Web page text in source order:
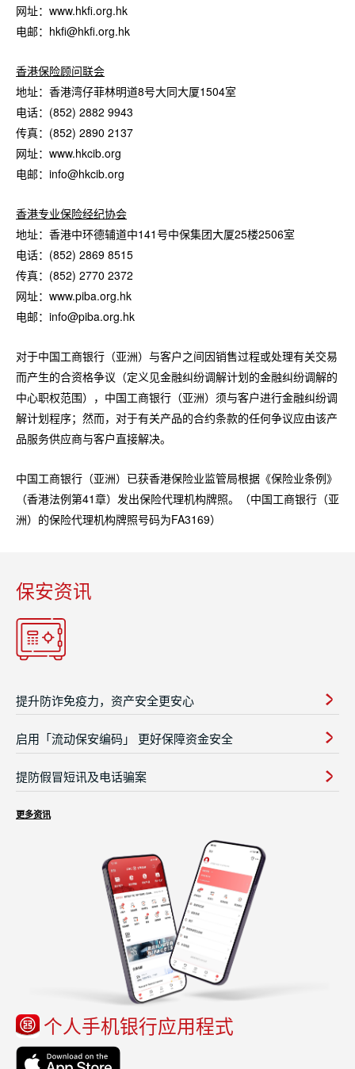
网址：www.hkfi.org.hk
电邮：hkfi@hkfi.org.hk
香港保险顾问联会
地址：香港湾仔菲林明道8号大同大厦1504室
电话：(852) 2882 9943
传真：(852) 2890 2137
网址：www.hkcib.org
电邮：info@hkcib.org
香港专业保险经纪协会
地址：香港中环德辅道中141号中保集团大厦25楼2506室
电话：(852) 2869 8515
传真：(852) 2770 2372
网址：www.piba.org.hk
电邮：info@piba.org.hk
对于中国工商银行（亚洲）与客户之间因销售过程或处理有关交易
而产生的合资格争议（定义见金融纠纷调解计划的金融纠纷调解的
中心职权范围），中国工商银行（亚洲）须与客户进行金融纠纷调
解计划程序；然而，对于有关产品的合约条款的任何争议应由该产
品服务供应商与客户直接解决。
中国工商银行（亚洲）已获香港保险业监管局根据《保险业条例》
（香港法例第41章）发出保险代理机构牌照。（中国工商银行（亚
洲）的保险代理机构牌照号码为FA3169）
保安资讯
提升防诈免疫力，资产安全更安心
启用「流动保安编码」 更好保障资金安全
提防假冒短讯及电话骗案
更多资讯
个人手机银行应用程式